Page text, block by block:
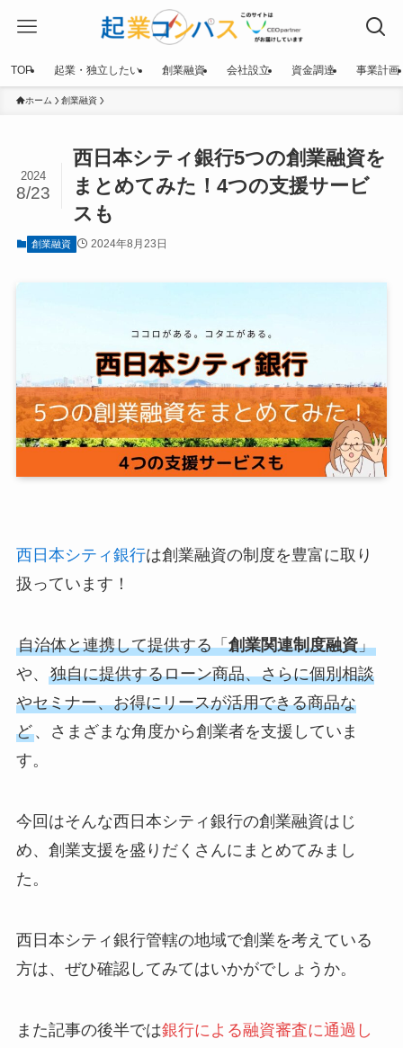
TOP 起業・独立したい 創業融資 会社設立 資金調達 事業計画
ホーム 創業融資
西日本シティ銀行5つの創業融資を
まとめてみた！4つの支援サービ
スも
2024
8/23
創業融資 2024年8月23日
西日本シティ銀行は創業融資の制度を豊富に取り
扱っています！
自治体と連携して提供する「創業関連制度融資」
や、 独自に提供するローン商品、さらに個別相談
やセミナー、お得にリースが活用できる商品な
ど、さまざまな角度から創業者を支援していま
す。
今回はそんな西日本シティ銀行の創業融資はじ
め、創業支援を盛りだくさんにまとめてみまし
た。
西日本シティ銀行管轄の地域で創業を考えている
方は、ぜひ確認してみてはいかがでしょうか。
また記事の後半では銀行による融資審査に通過し